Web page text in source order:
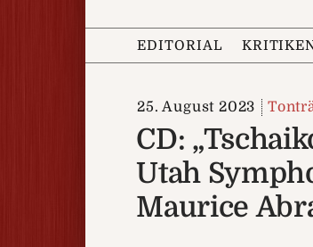
EDITORIAL
25. August 2023
CD:
Utah
Maurice